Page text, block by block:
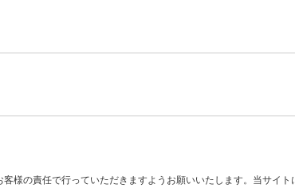
様の責任で行っていただきますようお願いいたします。当サイ